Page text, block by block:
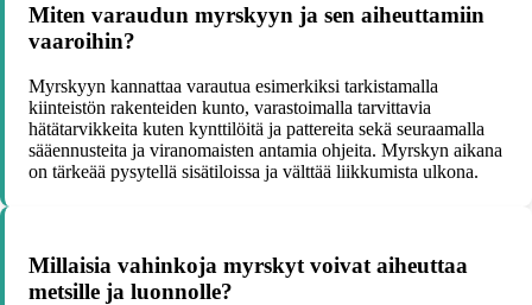
Miten varaudun myrskyyn ja sen aiheuttamiin
vaaroihin?
Myrskyyn kannattaa varautua esimerkiksi tarkistamalla
kiinteistön rakenteiden kunto, varastoimalla tarvittavia
hätätarvikkeita kuten kynttilöitä ja pattereita sekä seuraamalla
sääennusteita ja viranomaisten antamia ohjeita. Myrskyn aikana
on tärkeää pysytellä sisätiloissa ja välttää liikkumista ulkona.
Millaisia vahinkoja myrskyt voivat aiheuttaa
metsille ja luonnolle?